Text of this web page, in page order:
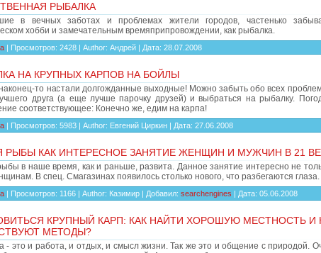
РЫБАЛКА
в вечных заботах и проблемах жители городов, частенько
хобби и замечательным времяприпровождении, как рыбалка.
| Просмотров: 2428 | Author: Андрей | Дата: 28.07.2008
НА КРУПНЫХ КАРПОВ НА БОЙЛЫ
то настали долгожданные выходные! Можно забыть обо всех
друга (а еще лучше парочку друзей) и выбраться на рыбалку.
соответствующее: Конечно же, едим на карпа!
| Просмотров: 5983 | Author: Евгений Циркин | Дата: 27.06.2008
РЫБЫ КАК ИНТЕРЕСНОЕ ЗАНЯТИЕ ЖЕНЩИН И МУЖЧИН В 21
в наше время, как и раньше, развита. Данное занятие интересно не
В спец. Смагазинах появилось столько нового, что разбегаются глаза.
| Просмотров: 1166 | Author: Казимир | Добавил: searchengines | Дата: 05.06.2008
КРУПНЫЙ КАРП: КАК НАЙТИ ХОРОШУЮ МЕСТНОСТЬ И
МЕТОДЫ?
- это и работа, и отдых, и смысл жизни. Так же это и общение с природой.